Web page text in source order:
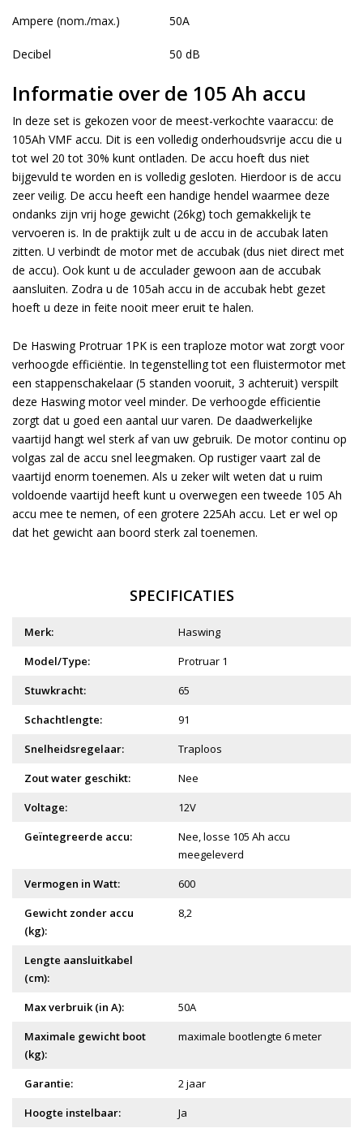
Ampere (nom./max.) 50A
Decibel 50 dB
Informatie over de 105 Ah accu
In deze set is gekozen voor de meest-verkochte vaaraccu: de
105Ah VMF accu. Dit is een volledig onderhoudsvrije accu die u
tot wel 20 tot 30% kunt ontladen. De accu hoeft dus niet
bijgevuld te worden en is volledig gesloten. Hierdoor is de accu
zeer veilig. De accu heeft een handige hendel waarmee deze
ondanks zijn vrij hoge gewicht (26kg) toch gemakkelijk te
vervoeren is. In de praktijk zult u de accu in de accubak laten
zitten. U verbindt de motor met de accubak (dus niet direct met
de accu). Ook kunt u de acculader gewoon aan de accubak
aansluiten. Zodra u de 105ah accu in de accubak hebt gezet
hoeft u deze in feite nooit meer eruit te halen.
De Haswing Protruar 1PK is een traploze motor wat zorgt voor
verhoogde efficiëntie. In tegenstelling tot een fluistermotor met
een stappenschakelaar (5 standen vooruit, 3 achteruit) verspilt
deze Haswing motor veel minder. De verhoogde efficientie
zorgt dat u goed een aantal uur varen. De daadwerkelijke
vaartijd hangt wel sterk af van uw gebruik. De motor continu op
volgas zal de accu snel leegmaken. Op rustiger vaart zal de
vaartijd enorm toenemen. Als u zeker wilt weten dat u ruim
voldoende vaartijd heeft kunt u overwegen een tweede 105 Ah
accu mee te nemen, of een grotere 225Ah accu. Let er wel op
dat het gewicht aan boord sterk zal toenemen.
SPECIFICATIES
Merk:
Haswing
Model/Type:
Protruar 1
Stuwkracht:
65
Schachtlengte:
91
Snelheidsregelaar:
Traploos
Zout water geschikt:
Nee
Voltage:
12V
Geïntegreerde accu:
Nee, losse 105 Ah accu
meegeleverd
Vermogen in Watt:
600
Gewicht zonder accu
(kg):
8,2
Lengte aansluitkabel
(cm):
Max verbruik (in A):
50A
Maximale gewicht boot
(kg):
maximale bootlengte 6 meter
Garantie:
2 jaar
Hoogte instelbaar:
Ja